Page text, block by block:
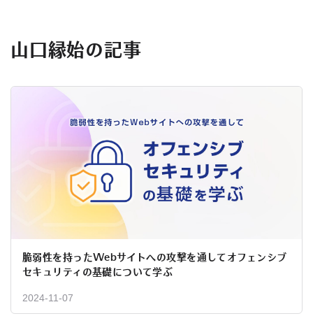
山口縁始の記事
脆弱性を持ったWebサイトへの攻撃を通してオフェンシブ
セキュリティの基礎について学ぶ
2024-11-07